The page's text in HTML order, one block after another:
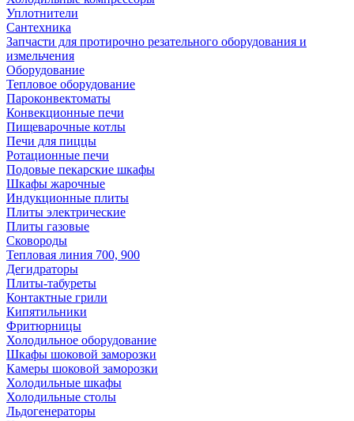
Уплотнители
Сантехника
Запчасти для протирочно резательного оборудования и
измельчения
Оборудование
Тепловое оборудование
Пароконвектоматы
Конвекционные печи
Пищеварочные котлы
Печи для пиццы
Ротационные печи
Подовые пекарские шкафы
Шкафы жарочные
Индукционные плиты
Плиты электрические
Плиты газовые
Сковороды
Тепловая линия 700, 900
Дегидраторы
Плиты-табуреты
Контактные грили
Кипятильники
Фритюрницы
Холодильное оборудование
Шкафы шоковой заморозки
Камеры шоковой заморозки
Холодильные шкафы
Холодильные столы
Льдогенераторы